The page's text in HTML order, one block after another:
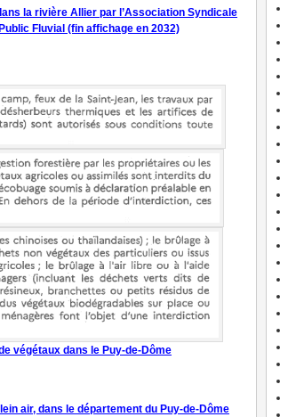
la rivière Allier par l’Association Syndicale
Fluvial (fin affichage en 2032)
végétaux dans le Puy-de-Dôme
air, dans le département du Puy-de-Dôme